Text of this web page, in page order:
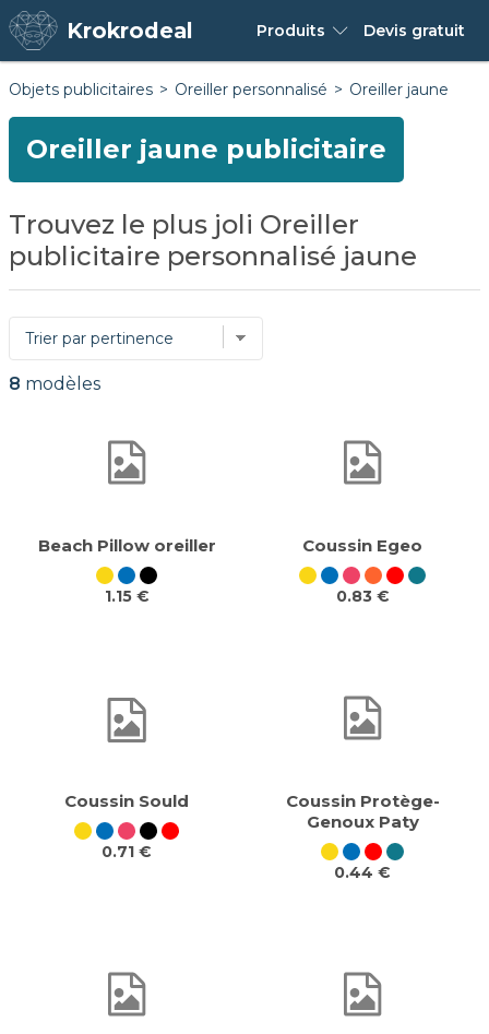
Krokrodeal Produits Devis gratuit
Objets publicitaires Oreiller personnalisé Oreiller jaune
Oreiller jaune publicitaire
Trouvez le plus joli Oreiller
publicitaire personnalisé jaune
8 modèles
Beach Pillow oreiller
1.15 €
Coussin Egeo
0.83 €
Coussin Sould
0.71 €
Coussin Protège-
Genoux Paty
0.44 €